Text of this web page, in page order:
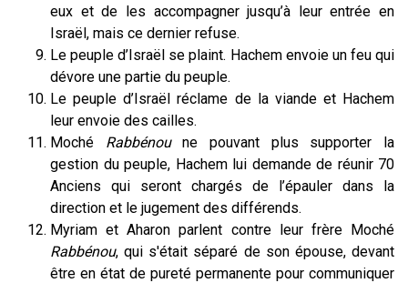
eux et de les accompagner jusqu’à leur entrée en
Israël, mais ce dernier refuse.
Le peuple d’Israël se plaint. Hachem envoie un feu qui
dévore une partie du peuple.
Le peuple d’Israël réclame de la viande et Hachem
leur envoie des cailles.
Moché Rabbénoune pouvant plus supporter la
gestion du peuple, Hachem lui demande de réunir 70
Anciens qui seront chargés de l’épauler dans la
direction et le jugement des différends.
Myriam et Aharon parlent contre leur frère Moché
Rabbénou, qui s'était séparé de son épouse, devant
être en état de pureté permanente pour communiquer